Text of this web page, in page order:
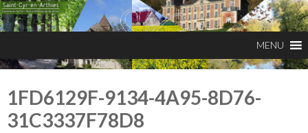
1FD6129F-9134-4A95-8D76-
31C3337F78D8